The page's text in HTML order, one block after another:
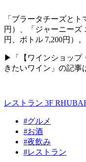
「ブラータチーズと
円）、「ジャーニーズ
円、ボトル 7,200円）。
▶「【ワインショップ
きたいワイン」の記事
レストラン 3F
#グルメ
#お酒
#夜飲み
#レストラン